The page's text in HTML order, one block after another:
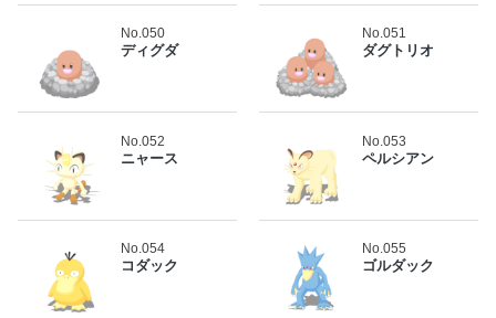
No.050
ディグダ
No.051
ダグトリオ
No.052
ニャース
No.053
ペルシアン
No.054
コダック
No.055
ゴルダック